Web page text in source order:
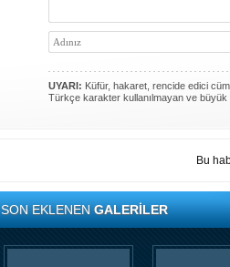
UYARI: Küfür, hakaret, rencide edici
Türkçe karakter kullanılmayan ve büyük
Bu
SON EKLENENGALERİLER